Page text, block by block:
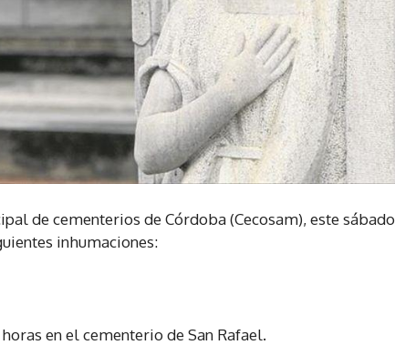
de cementerios de Córdoba (Cecosam), este
inhumaciones:
en el cementerio de San Rafael.